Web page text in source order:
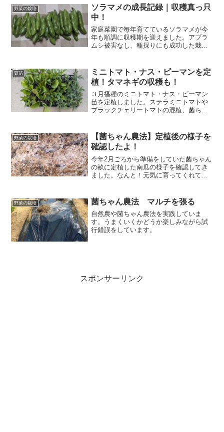
ていただこうと思います。
野菜の栽培
ソラマメの成長記録｜収穫真っ只
中！
家庭菜園で毎年育てているソラマメが今
年も順調に収穫期を迎えました。アブラ
ムシ被害なし、種採りにも成功した栽培
育苗
ミニトマト・ナス・ピーマンを定
植！タマネギの収穫も！
３月播種のミニトマト・ナス・ピーマン
苗を定植しました。ステラミニトマトや
ブラックチェリートマトの混植、菌ちゃ
実体験ベースで紹介します。
野菜の栽培
【菌ちゃん農法】定植後の様子を
確認したよ！
今年2月ごろから準備をしていた菌ちゃん
の畝に定植した南瓜の様子を確認してき
ました。なんと！元気に育ってくれてい
野菜の栽培 菌ちゃん農法 マルチを張る
自然農や菌ちゃん農法を実践していま
す。うまくいくかどうか楽しみながら試
行錯誤をしています。
スポンサーリンク